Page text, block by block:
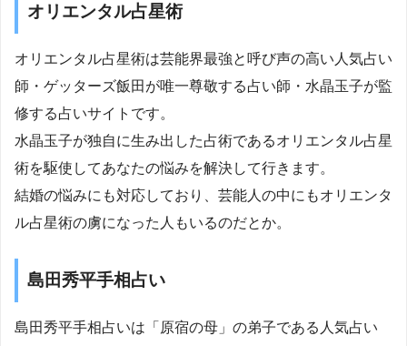
オリエンタル占星術
オリエンタル占星術は芸能界最強と呼び声の高い人気占い
師・ゲッターズ飯田が唯一尊敬する占い師・水晶玉子が監
修する占いサイトです。
水晶玉子が独自に生み出した占術であるオリエンタル占星
術を駆使してあなたの悩みを解決して行きます。
結婚の悩みにも対応しており、芸能人の中にもオリエンタ
ル占星術の虜になった人もいるのだとか。
島田秀平手相占い
島田秀平手相占いは「原宿の母」の弟子である人気占い